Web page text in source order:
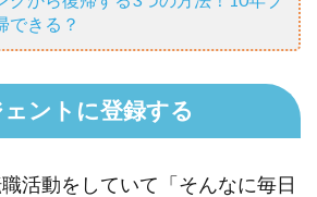
できる？
ントに登録する
活動をしていて「そんなに毎日